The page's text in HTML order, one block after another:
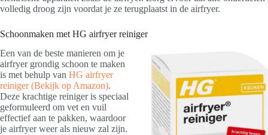
volledig droog zijn voordat je ze terugplaatst in de airfryer.
Schoonmaken met HG airfryer reiniger
Een van de beste manieren om je
airfryer grondig schoon te maken
is met behulp van HG airfryer
reiniger (Bekijk op Amazon).
Deze krachtige reiniger is speciaal
geformuleerd om vet en vuil
effectief aan te pakken, waardoor
je airfryer weer als nieuw zal zijn.